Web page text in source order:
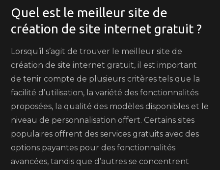
Quel est le meilleur site de
création de site internet gratuit ?
Lorsqu’il s’agit de trouver le meilleur site de
création de site internet gratuit, il est important
de tenir compte de plusieurs critères tels que la
facilité d’utilisation, la variété des fonctionnalités
proposées, la qualité des modèles disponibles et le
niveau de personnalisation offert. Certains sites
populaires offrent des services gratuits avec des
options payantes pour des fonctionnalités
avancées, tandis que d’autres se concentrent